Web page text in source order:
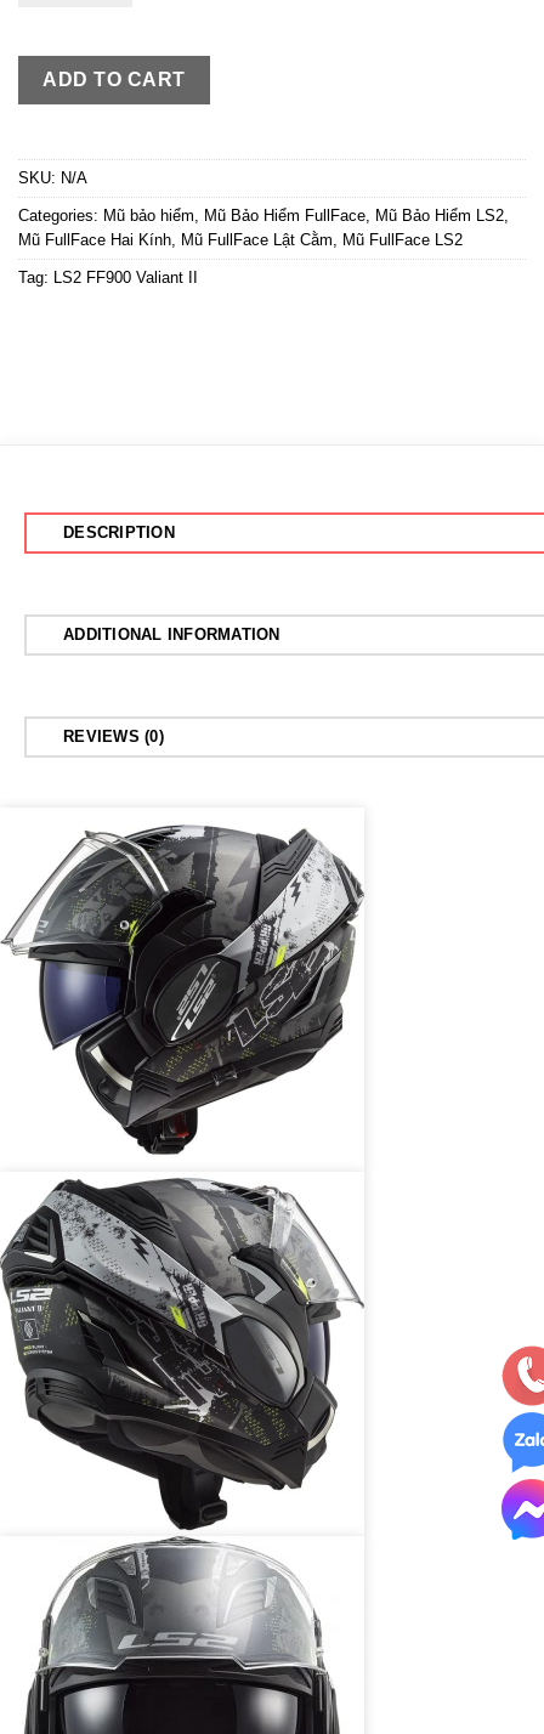
ADD TO CART
SKU: N/A
Categories: Mũ bảo hiểm Mũ Bảo Hiểm FullFace Mũ Bảo Hiểm LS2
Mũ FullFace Hai Kính Mũ FullFace Lật Cằm Mũ FullFace LS2
Tag: LS2 FF900 Valiant II
DESCRIPTION
ADDITIONAL INFORMATION
REVIEWS (0)